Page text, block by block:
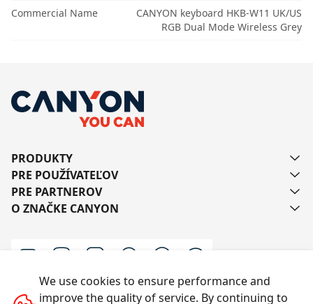
Commercial Name
CANYON keyboard HKB-W11 UK/US
RGB Dual Mode Wireless Grey
PRODUKTY
PRE POUŽÍVATEĽOV
PRE PARTNEROV
O ZNAČKE CANYON
We use cookies to ensure performance and
improve the quality of service. By continuing to